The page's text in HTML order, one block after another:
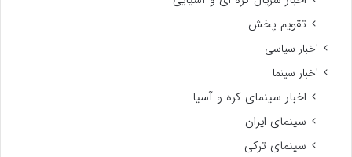
تقویم پخش
اخبار سیاسی
اخبار سینما
اخبار سینمای کره و آسیا
سینمای ایران
سینمای ترکی